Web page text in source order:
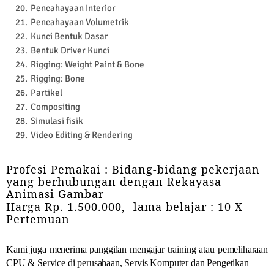
Pencahayaan Interior
Pencahayaan Volumetrik
Kunci Bentuk Dasar
Bentuk Driver Kunci
Rigging: Weight Paint & Bone
Rigging: Bone
Partikel
Compositing
Simulasi fisik
Video Editing & Rendering
Profesi Pemakai : Bidang-bidang pekerjaan
yang berhubungan dengan Rekayasa
Animasi Gambar
Harga Rp. 1.500.000,- lama belajar : 10 X
Pertemuan
Kami juga menerima panggilan mengajar training atau pemeliharaan
CPU & Service di perusahaan, Servis Komputer dan Pengetikan